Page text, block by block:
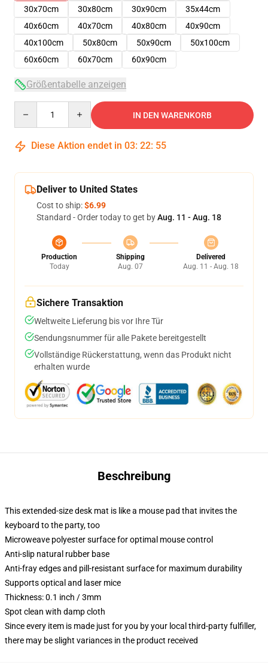
30x70cm
30x80cm 30x90cm
35x44cm
40x60cm
40x70cm 40x80cm
40x90cm
40x100cm
50x80cm 50x90cm
50x100cm
60x60cm
60x70cm 60x90cm
Größentabelle anzeigen
IN DEN WARENKORB
Diese Aktion endet in 03: 22: 54
Deliver to United States
Cost to ship:$6.99
Standard - Order today to get byAug. 11 - Aug. 18
Production
Today
Shipping
Aug. 07
Delivered
Aug. 11 - Aug. 18
Sichere Transaktion
Weltweite Lieferung bis vor Ihre Tür
Sendungsnummer für alle Pakete bereitgestellt
Vollständige Rückerstattung, wenn das Produkt nicht
erhalten wurde
Beschreibung
This extended-size desk mat is like a mouse pad that invites the
keyboard to the party, too
Microweave polyester surface for optimal mouse control
Anti-slip natural rubber base
Anti-fray edges and pill-resistant surface for maximum durability
Supports optical and laser mice
Thickness: 0.1 inch / 3mm
Spot clean with damp cloth
Since every item is made just for you by your local third-party fulfiller,
there may be slight variances in the product received